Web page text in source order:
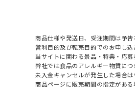
商品仕様や発送日、受注期間は予告
営利目的及び転売目的でのお申し込
当サイトに関わる景品・特典・応
弊社では食品のアレルギー物質に
未入金キャンセルが発生した場合
商品ページに販売期間の指定があ